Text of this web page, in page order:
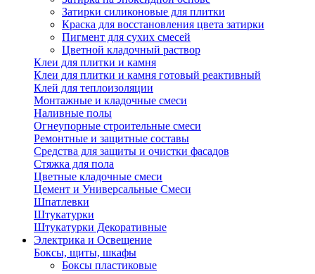
Затирки силиконовые для плитки
Краска для восстановления цвета затирки
Пигмент для сухих смесей
Цветной кладочный раствор
Клеи для плитки и камня
Клеи для плитки и камня готовый реактивный
Клей для теплоизоляции
Монтажные и кладочные смеси
Наливные полы
Огнеупорные строительные смеси
Ремонтные и защитные составы
Средства для защиты и очистки фасадов
Стяжка для пола
Цветные кладочные смеси
Цемент и Универсальные Смеси
Шпатлевки
Штукатурки
Штукатурки Декоративные
Электрика и Освещение
Боксы, щиты, шкафы
Боксы пластиковые